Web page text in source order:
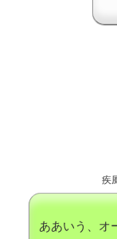
疾
ああいう、オ